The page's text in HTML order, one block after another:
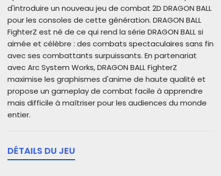
d'introduire un nouveau jeu de combat 2D DRAGON BALL
pour les consoles de cette génération. DRAGON BALL
FighterZ est né de ce qui rend la série DRAGON BALL si
aimée et célèbre : des combats spectaculaires sans fin
avec ses combattants surpuissants. En partenariat
avec Arc System Works, DRAGON BALL FighterZ
maximise les graphismes d'anime de haute qualité et
propose un gameplay de combat facile à apprendre
mais difficile à maîtriser pour les audiences du monde
entier.
DÉTAILS DU JEU